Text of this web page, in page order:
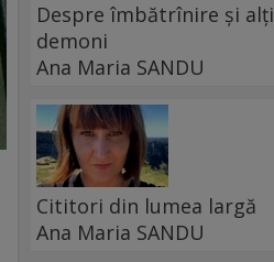
Despre îmbătrînire și alți
demoni
Ana Maria SANDU
Cititori din lumea largă
Ana Maria SANDU